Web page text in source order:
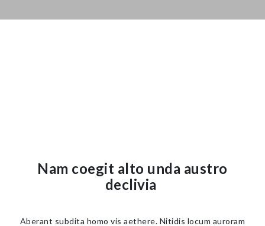
Nam coegit alto unda austro
declivia
Aberant subdita homo vis aethere. Nitidis locum auroram